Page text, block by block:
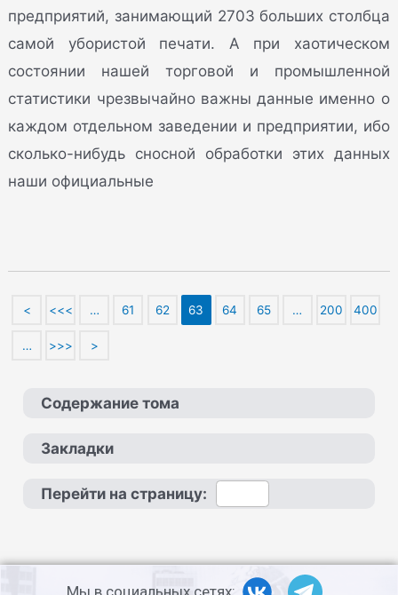
предприятий, занимающий 2703 больших столбца
самой убористой печати. А при хаотическом
состоянии нашей торговой и промышленной
статистики чрезвычайно важны данные именно о
каждом отдельном заведении и предприятии, ибо
сколько-нибудь сносной обработки этих данных
наши официальные
< <<< … 61 62 63 64 65 … 200 400
… >>> >
Содержание тома
Закладки
Перейти на страницу:
Мы в социальных сетях: